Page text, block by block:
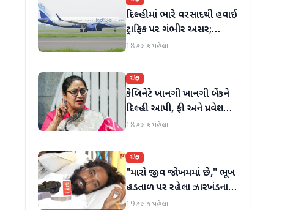
દિલ્હીમાં ભારે વરસાદથી હવાઈ
ટ્રાફિક પર ગંભીર અસર;
ઈન્ડિગોએ મુસાફરો માટે
18 કલાક પહેલા
રાષ્ટ્રીય
કેબિનેટે ખાનગી ખાનગી બેંકને
દિલ્હી આપી, ફી અને પ્રવેશ
માટે નવા નિયમો વિશે જાણો
18 કલાક પહેલા
રાષ્ટ્રીય
"મારો જીવ જોખમમાં છે," ભૂખ
હડતાળ પર રહેલા ઝારખંડના
વિદ્યાર્થી નેતા દેવેન્દ્ર નાથ
19 કલાક પહેલા